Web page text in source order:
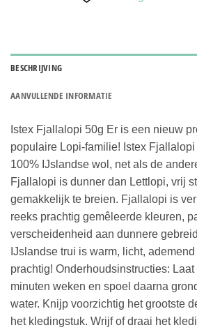
BESCHRIJVING
AANVULLENDE INFORMATIE
Istex Fjallalopi 50g Er is een nieuw
populaire Lopi-familie! Istex
100% IJslandse wol, net als de
Fjallalopi is dunner dan Lettlopi, vrij
gemakkelijk te breien. Fjallalopi is
reeks prachtig gemêleerde kleuren,
verscheidenheid aan dunnere
IJslandse trui is warm, licht,
prachtig! Onderhoudsinstructies:
minuten weken en spoel daarna
water. Knijp voorzichtig het grootste
het kledingstuk. Wrijf of draai het